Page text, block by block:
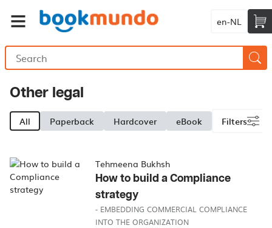
en-NL
Other legal
All Paperback Hardcover eBook Filters
Tehmeena Bukhsh
How to build a Compliance
strategy
- EMBEDDING COMMERCIAL COMPLIANCE
INTO THE ORGANIZATION